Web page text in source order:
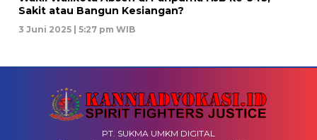
Sakit atau Bangun Kesiangan?
3 Juni 2025 | 5:27 pm WIB
PT. SUKMA UMKM DIGITAL